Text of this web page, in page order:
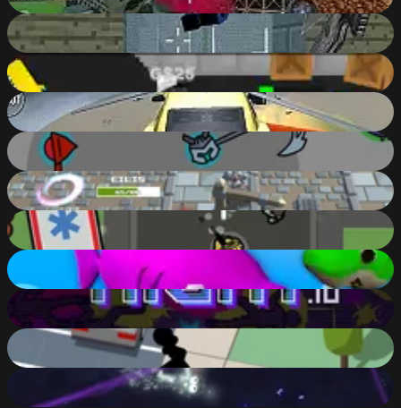
Pixel Fps SWAT Command
85%
ShootEm
84%
Supra Crash Shooting Cars
87
Swordz.io
80
Knight Arena.io
77%
ShootUp.io
86
%
BabyShark.io
82%
Gun Night.io
86 %
Killer City
86%
Zapper.io
73